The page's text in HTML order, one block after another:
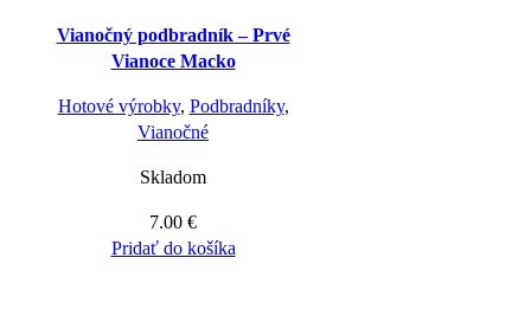
Vianočný podbradník – Prvé
Vianoce Macko
Hotové výrobky, Podbradníky,
Vianočné
Skladom
7.00 €
Pridať do košíka